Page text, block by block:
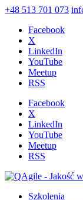
+48 513 701 073
Facebook
X
LinkedIn
YouTube
Meetup
RSS
Facebook
X
LinkedIn
YouTube
Meetup
RSS
Szkolenia